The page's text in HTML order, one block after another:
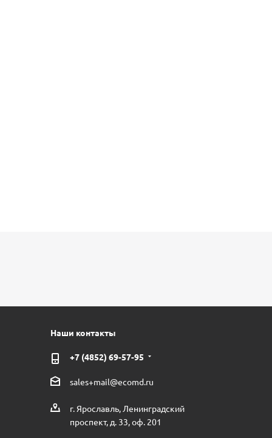
Наши контакты
+7 (4852) 69-57-95
sales+mail@ecomd.ru
г. Ярославль, Ленинградский
проспект, д. 33, оф. 201